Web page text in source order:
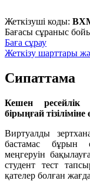
Жеткізуші коды:
Бағасы сұраныс
Баға сұрау
Жеткізу шарттары
Сипаттама
Кешен ресейлік
бірыңғай тізіліміне
Виртуалды
бастамас бұрын
меңгеруін
студент тест
қателер болған